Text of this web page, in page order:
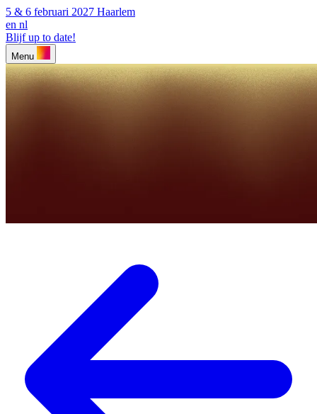
5 & 6 februari 2027 Haarlem
en nl
Blijf up to date!
Menu